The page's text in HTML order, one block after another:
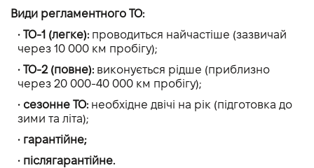
Види регламентного ТО:
• ТО-1 (легке): проводиться найчастіше (зазвичай
через 10 000 км пробігу);
• ТО-2 (повне): виконується рідше (приблизно
через 20 000-40 000 км пробігу);
• сезонне ТО: необхідне двічі на рік (підготовка до
зими та літа);
• гарантійне;
• післягарантійне.